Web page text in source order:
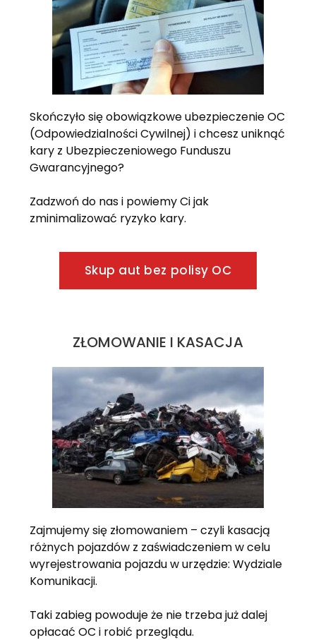
Skończyło się obowiązkowe ubezpieczenie OC
(Odpowiedzialności Cywilnej) i chcesz uniknąć
kary z Ubezpieczeniowego Funduszu
Gwarancyjnego?
Zadzwoń do nas i powiemy Ci jak
zminimalizować ryzyko kary.
Skup aut bez polisy OC
ZŁOMOWANIE I KASACJA
Zajmujemy się złomowaniem – czyli kasacją
różnych pojazdów z zaświadczeniem w celu
wyrejestrowania pojazdu w urzędzie: Wydziale
Komunikacji.
Taki zabieg powoduje że nie trzeba już dalej
opłacać OC i robić przeglądu.